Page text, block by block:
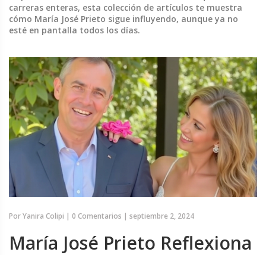
carreras enteras, esta colección de artículos te muestra
cómo María José Prieto sigue influyendo, aunque ya no
esté en pantalla todos los días.
PorYanira Colipi | 0 Comentarios | septiembre 2, 2024
María José Prieto Reflexiona